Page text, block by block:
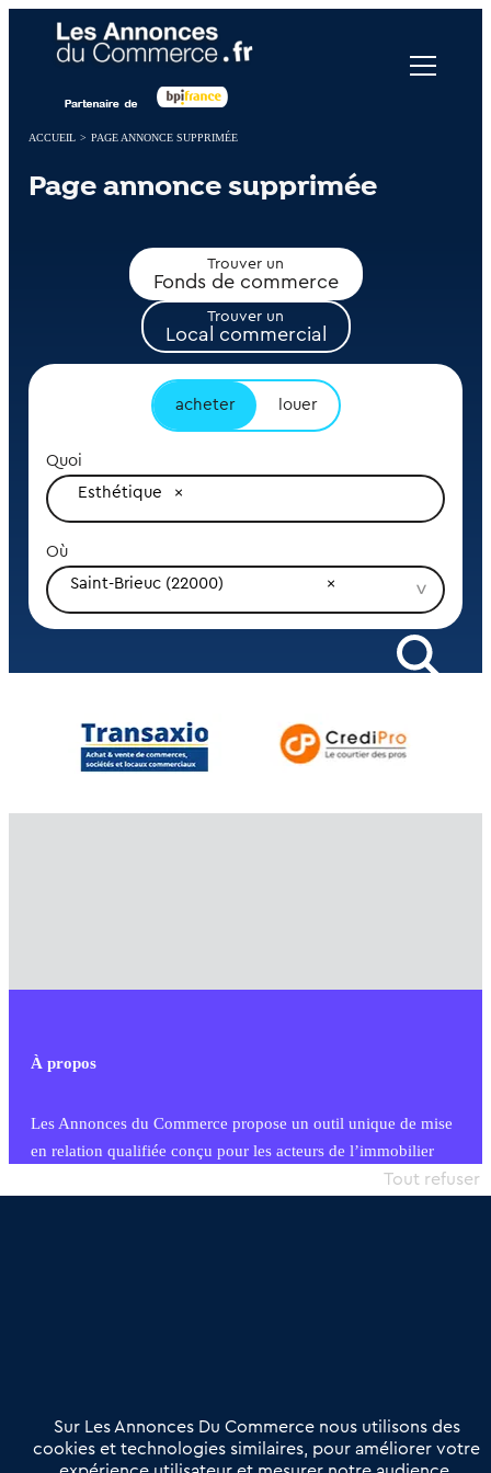
ACCUEIL > PAGE ANNONCE SUPPRIMÉE
Page annonce supprimée
Trouver un
Fonds de commerce
Trouver un
Local commercial
acheter louer
Quoi
Esthétique
Où
Saint-Brieuc (22000)
À propos
Les Annonces du Commerce propose un outil unique de mise
en relation qualifiée conçu pour les acteurs de l’immobilier
commercial et les collectivités territoriales, simple et intégrant
Offres Pro
Actualités
Qui sommes nous ?
Panneau de gestion des cookies
Sur Les Annonces Du Commerce nous utilisons des
cookies et technologies similaires, pour améliorer votre
Tout refuser